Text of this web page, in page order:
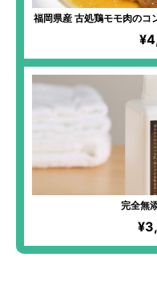
福岡県産 古処鶏モモ肉のコ
学過敏症の妻のために、美
いう想いから始まった、全
加減が絶妙！ワインのお
完全無